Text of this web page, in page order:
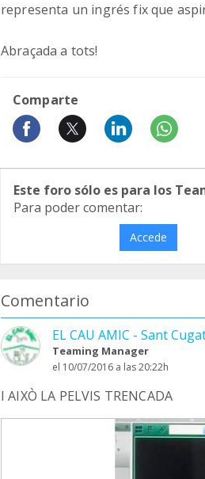
representa un ingrés fix que
Abraçada a tots!
Comparte
Este foro sólo es para los
Para poder comentar:
Accede
Comentario
EL CAU AMIC - Sant
Teaming Manager
el 10/07/2016 a las 20:22h
I AIXÒ LA PELVIS TRENCADA